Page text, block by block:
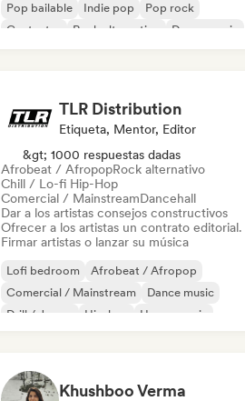
Pop bailable
Indie pop
Pop rock
Cantautor
Rock alternativo Dance music
TLR Distribution
Etiqueta, Mentor, Editor
&gt; 1000 respuestas dadas
Afrobeat / AfropopRock alternativo
Chill / Lo-fi Hip-Hop
Comercial / MainstreamDancehall
Dar a los artistas consejos constructivos
Ofrecer a los artistas un contrato editorial.
Firmar artistas o lanzar su música
Lofi bedroom
Afrobeat / Afropop
Comercial / Mainstream
Dance music
Drill / Jersey
Hip-hop
House music
Khushboo Verma